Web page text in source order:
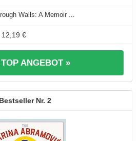
Walls: A Memoir ...
12,19 €
ANGEBOT »
2